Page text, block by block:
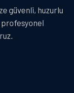
güvenli, huzurlu
profesyonel